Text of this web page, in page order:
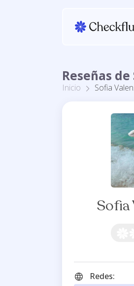
Reseñas
Inicio Sofia
Sofia
Redes: